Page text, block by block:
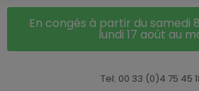
En congés à partir du samedi
lundi 17 août au
Tel: 00 33 (0)4 75 45